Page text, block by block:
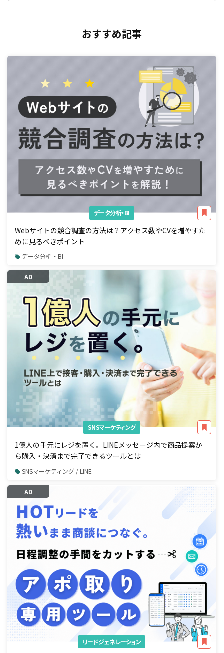
おすすめ記事
データ分析・BI
Webサイトの競合調査の方法は？アクセス数やCVを増やすた
めに見るべきポイント
データ分析・BI
AD
SNSマーケティング
1億人の手元にレジを置く。LINEメッセージ内で商品提案か
ら購入・決済まで完了できるツールとは
SNSマーケティング / LINE
AD
リードジェネレーション